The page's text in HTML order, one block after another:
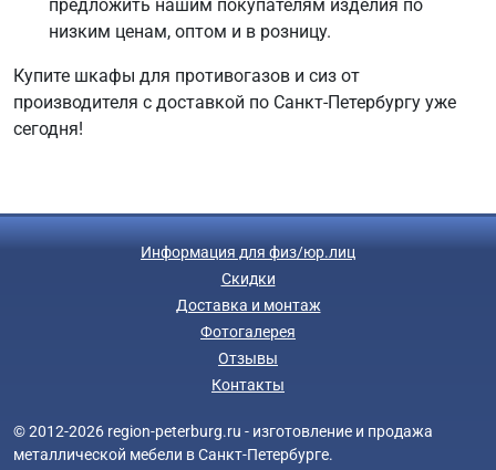
предложить нашим покупателям изделия по
низким ценам, оптом и в розницу.
Купите шкафы для противогазов и сиз от
производителя с доставкой по Санкт-Петербургу уже
сегодня!
Информация для физ/юр.лиц
Скидки
Доставка и монтаж
Фотогалерея
Отзывы
Контакты
© 2012-2026 region-peterburg.ru - изготовление и продажа
металлической мебели в Санкт-Петербурге.